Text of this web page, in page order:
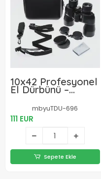
10x42 Profesyonel
El Dürbünü –
Büyük Mercek –
Süper Netlik –
1000m/97m –
Siyah
mbyuTDU-696
111 EUR
Sepete Ekle